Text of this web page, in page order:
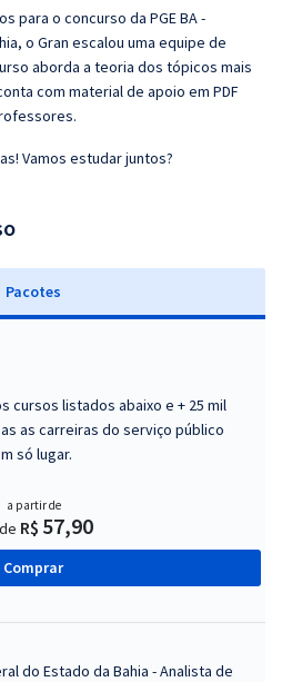
para o concurso da PGE BA -
o Gran escalou uma equipe de
aborda a teoria dos tópicos mais
com material de apoio em PDF
Vamos estudar juntos?
Pacotes
cursos listados abaixo e + 25 mil
as carreiras do serviço público
só lugar.
a partir de
R$ 57,90
Comprar
do Estado da Bahia - Analista de